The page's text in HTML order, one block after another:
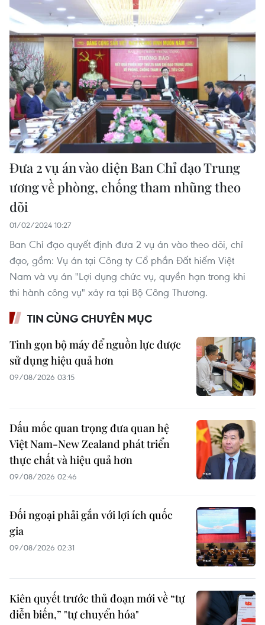
Đưa 2 vụ án vào diện Ban Chỉ đạo Trung
ương về phòng, chống tham nhũng theo
dõi
01/02/2024 10:27
Ban Chỉ đạo quyết định đưa 2 vụ án vào theo dõi, chỉ
đạo, gồm: Vụ án tại Công ty Cổ phần Đất hiếm Việt
Nam và vụ án "Lợi dụng chức vụ, quyền hạn trong khi
thi hành công vụ" xảy ra tại Bộ Công Thương.
TIN CÙNG CHUYÊN MỤC
Tinh gọn bộ máy để nguồn lực được
sử dụng hiệu quả hơn
09/08/2026 03:15
Dấu mốc quan trọng đưa quan hệ
Việt Nam-New Zealand phát triển
thực chất và hiệu quả hơn
09/08/2026 02:46
Đối ngoại phải gắn với lợi ích quốc
gia
09/08/2026 02:31
Kiên quyết trước thủ đoạn mới về “tự
diễn biến,” "tự chuyển hóa"